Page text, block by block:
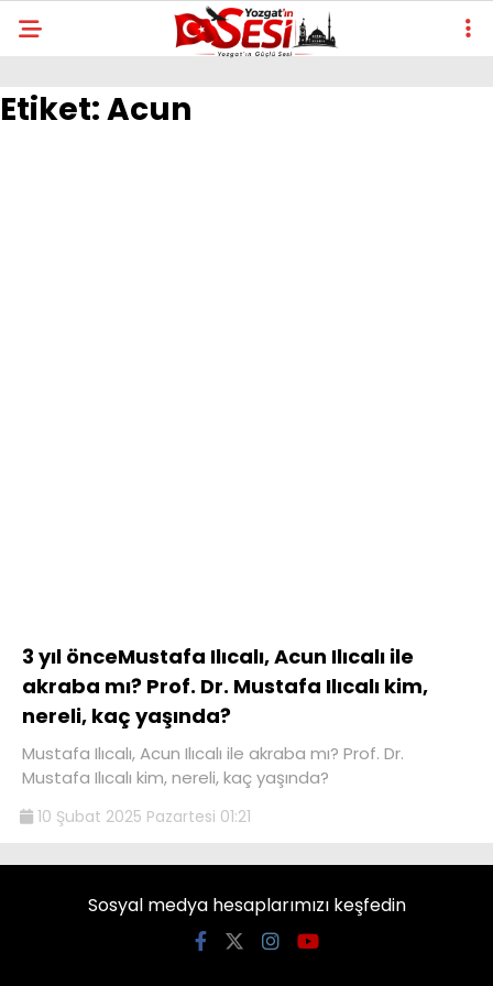
Etiket:Acun
3 yıl önceMustafa Ilıcalı, Acun Ilıcalı ile
akraba mı? Prof. Dr. Mustafa Ilıcalı kim,
nereli, kaç yaşında?
Mustafa Ilıcalı, Acun Ilıcalı ile akraba mı? Prof. Dr.
Mustafa Ilıcalı kim, nereli, kaç yaşında?
10 Şubat 2025 Pazartesi 01:21
Sosyal medya hesaplarımızı keşfedin